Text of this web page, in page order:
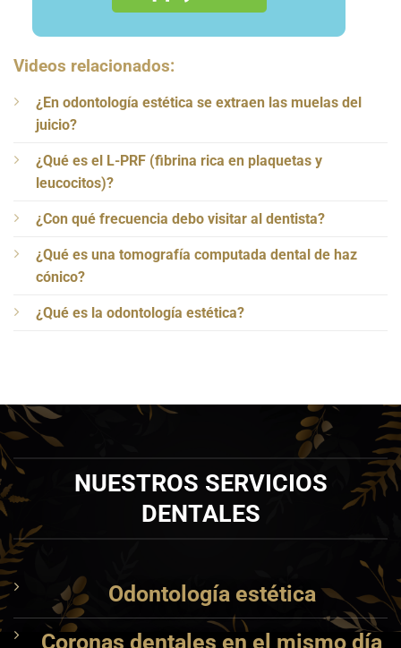
Videos relacionados:
¿En odontología estética se extraen las muelas del
juicio?
¿Qué es el L-PRF (fibrina rica en plaquetas y
leucocitos)?
¿Con qué frecuencia debo visitar al dentista?
¿Qué es una tomografía computada dental de haz
cónico?
¿Qué es la odontología estética?
NUESTROS SERVICIOS
DENTALES
Odontología estética
Coronas dentales en el mismo día